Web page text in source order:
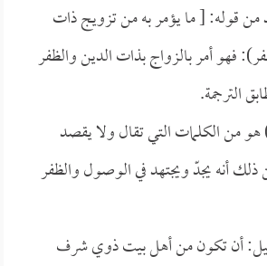
قوله: [ ما يؤمر به من تزويج ذات
فهو أمر بالزواج بذات الدين والظفر
الترجمة.
من الكلمات التي تقال ولا يقصد
ذلك أنه يجدّ ويجتهد في الوصول والظفر
أن تكون من أهل بيت ذوي شرف